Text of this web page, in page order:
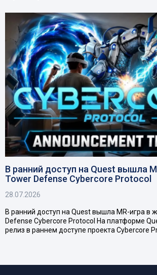
В ранний доступ на Quest вышла
Tower Defense Cybercore Protocol
28.07.2026
В ранний доступ на Quest вышла MR-игра в
Defense Cybercore Protocol На платформе
релиз в раннем доступе проекта Cybercore